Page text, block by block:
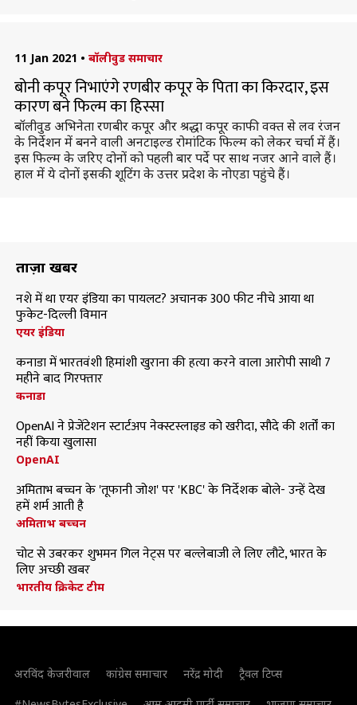
11 Jan 2021 • बॉलीवुड समाचार
बोनी कपूर निभाएंगे रणबीर कपूर के पिता का किरदार, इस
कारण बने फिल्म का हिस्सा
बॉलीवुड अभिनेता रणबीर कपूर और श्रद्धा कपूर काफी वक्त से लव रंजन
के निर्देशन में बनने वाली अनटाइल्ड रोमांटिक फिल्म को लेकर चर्चा में हैं।
इस फिल्म के जरिए दोनों को पहली बार पर्दे पर साथ नजर आने वाले हैं।
हाल में ये दोनों इसकी शूटिंग के उत्तर प्रदेश के नोएडा पहुंचे हैं।
ताज़ा खबरें
नशे में था एयर इंडिया का पायलट? अचानक 300 फीट नीचे आया था
फुकेट-दिल्ली विमान
एयर इंडिया
कनाडा में भारतवंशी हिमांशी खुराना की हत्या करने वाला आरोपी साथी 7
महीने बाद गिरफ्तार
कनाडा
OpenAI ने प्रेजेंटेशन स्टार्टअप नेक्स्टस्लाइड को खरीदा, सौदे की शर्तों का
नहीं किया खुलासा
OpenAI
अमिताभ बच्चन के 'तूफानी जोश' पर 'KBC' के निर्देशक बोले- उन्हें देख
हमें शर्म आती है
अमिताभ बच्चन
चोट से उबरकर शुभमन गिल नेट्स पर बल्लेबाजी ले लिए लौटे, भारत के
लिए अच्छी खबर
भारतीय क्रिकेट टीम
अरविंद केजरीवाल कांग्रेस समाचार नरेंद्र मोदी
ट्रैवल टिप्स